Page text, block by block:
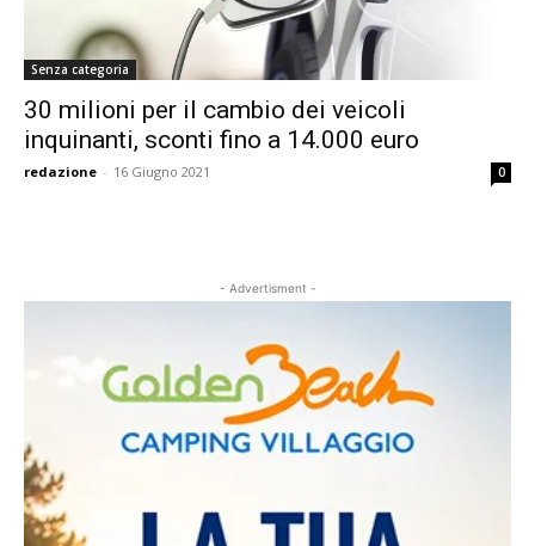
Senza categoria
30 milioni per il cambio dei veicoli
inquinanti, sconti fino a 14.000 euro
redazione - 16 Giugno 2021 0
- Advertisment -